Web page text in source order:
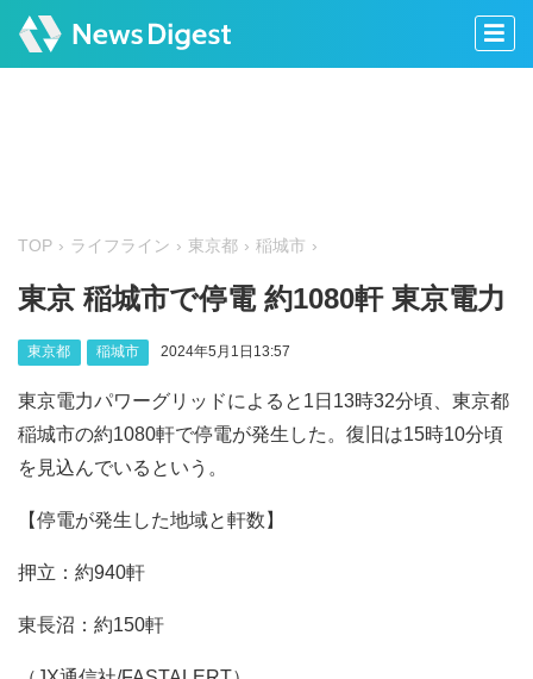
TOP ライフライン 東京都 稲城市
東京 稲城市で停電 約1080軒 東京電力
東京都 稲城市 2024年5月1日13:57
東京電力パワーグリッドによると1日13時32分頃、東京都
稲城市の約1080軒で停電が発生した。復旧は15時10分頃
を見込んでいるという。
【停電が発生した地域と軒数】
押立：約940軒
東長沼：約150軒